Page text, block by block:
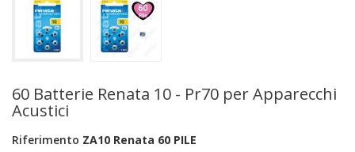
FAI DA TE
AUTO E MOTO
PROMOZIONI E COUPON
ARTICOLI IN OFFERTA
60 Batterie Renata 10 - Pr70 per Apparecchi
Acustici
Riferimento ZA10 Renata 60 PILE